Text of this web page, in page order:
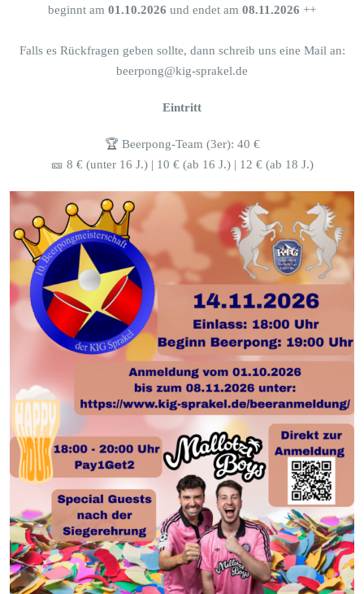
beginnt am 01.10.2026 und endet am 08.11.2026 ++
Falls es Rückfragen geben sollte, dann schreib uns eine Mail an:
beerpong@kig-sprakel.de
Eintritt
🏆 Beerpong-Team (3er): 40 €
🎫 8 € (unter 16 J.) | 10 € (ab 16 J.) | 12 € (ab 18 J.)